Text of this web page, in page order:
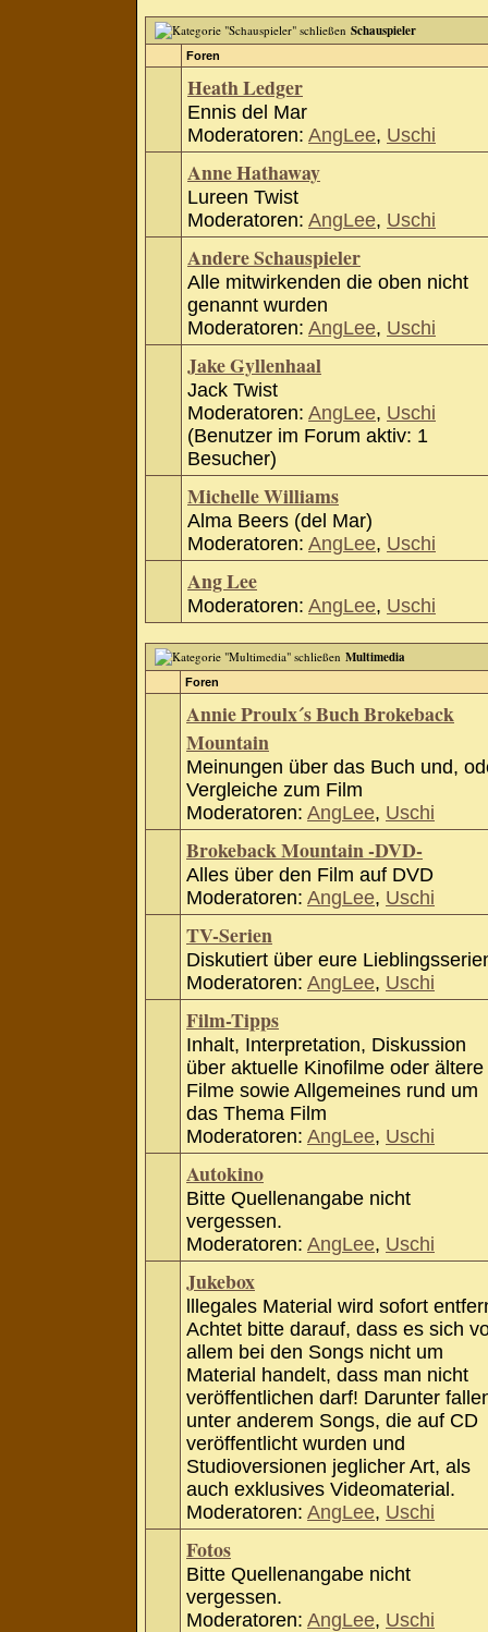
Schauspieler
Foren
Heath Ledger
Ennis del Mar
Moderatoren: AngLee, Uschi
Anne Hathaway
Lureen Twist
Moderatoren: AngLee, Uschi
Andere Schauspieler
Alle mitwirkenden die oben nicht
genannt wurden
Moderatoren: AngLee, Uschi
Jake Gyllenhaal
Jack Twist
Moderatoren: AngLee, Uschi
(Benutzer im Forum aktiv: 1
Besucher)
Michelle Williams
Alma Beers (del Mar)
Moderatoren: AngLee, Uschi
Ang Lee
Moderatoren: AngLee, Uschi
Multimedia
Foren
Annie Proulx´s Buch Brokeback
Mountain
Meinungen über das Buch und,
Vergleiche zum Film
Moderatoren: AngLee, Uschi
Brokeback Mountain -DVD-
Alles über den Film auf DVD
Moderatoren: AngLee, Uschi
TV-Serien
Diskutiert über eure
Moderatoren: AngLee, Uschi
Film-Tipps
Inhalt, Interpretation, Diskussion
über aktuelle Kinofilme oder ältere
Filme sowie Allgemeines rund um
das Thema Film
Moderatoren: AngLee, Uschi
Autokino
Bitte Quellenangabe nicht
vergessen.
Moderatoren: AngLee, Uschi
Jukebox
lllegales Material wird sofort
Achtet bitte darauf, dass es sich
allem bei den Songs nicht um
Material handelt, dass man nicht
veröffentlichen darf! Darunter
unter anderem Songs, die auf CD
veröffentlicht wurden und
Studioversionen jeglicher Art, als
auch exklusives Videomaterial.
Moderatoren: AngLee, Uschi
Fotos
Bitte Quellenangabe nicht
vergessen.
Moderatoren: AngLee, Uschi